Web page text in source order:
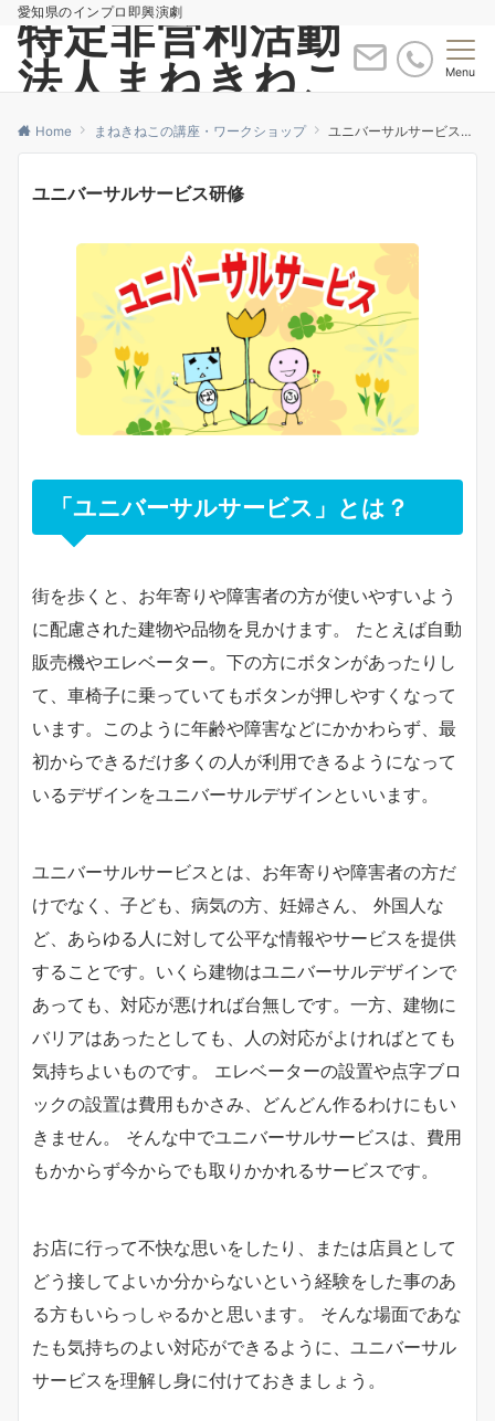
愛知県のインプロ即興演劇
特定非営利活動
法人まねきねこ
Menu
Home まねきねこの講座・ワークショップ ユニバーサルサービス研修
ユニバーサルサービス研修
「ユニバーサルサービス」とは？
街を歩くと、お年寄りや障害者の方が使いやすいよう
に配慮された建物や品物を見かけます。 たとえば自動
販売機やエレベーター。下の方にボタンがあったりし
て、車椅子に乗っていてもボタンが押しやすくなって
います。このように年齢や障害などにかかわらず、最
初からできるだけ多くの人が利用できるようになって
いるデザインをユニバーサルデザインといいます。
ユニバーサルサービスとは、お年寄りや障害者の方だ
けでなく、子ども、病気の方、妊婦さん、 外国人な
ど、あらゆる人に対して公平な情報やサービスを提供
することです。いくら建物はユニバーサルデザインで
あっても、対応が悪ければ台無しです。一方、建物に
バリアはあったとしても、人の対応がよければとても
気持ちよいものです。 エレベーターの設置や点字ブロ
ックの設置は費用もかさみ、どんどん作るわけにもい
きません。 そんな中でユニバーサルサービスは、費用
もかからず今からでも取りかかれるサービスです。
お店に行って不快な思いをしたり、または店員として
どう接してよいか分からないという経験をした事のあ
る方もいらっしゃるかと思います。 そんな場面であな
たも気持ちのよい対応ができるように、ユニバーサル
サービスを理解し身に付けておきましょう。